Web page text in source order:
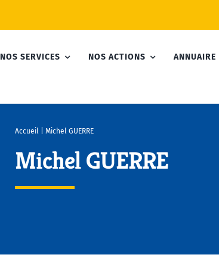
NOS SERVICES NOS ACTIONS ANNUAIRE
Accueil| Michel GUERRE
Michel GUERRE